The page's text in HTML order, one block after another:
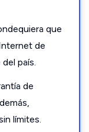
que
de
país.
de
límites.